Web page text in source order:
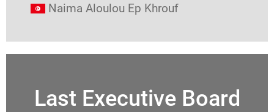
Naima Aloulou Ep Khrouf
Last Executive Board